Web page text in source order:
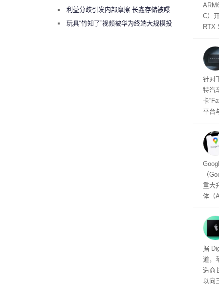
件是
软件
态
C）
RTX
将
的技
起
针对
特汽
卡
平台
车
及
（
重大
体（
查
（
用
推出
单一
户处
头
据
道，
造商
以向
绕梁”利益分歧引发内部摩擦 长鑫存储被曝
曾将华为驻场工程师驱逐出研发基地
玩具“竹知了”视频被华为终端大规模投